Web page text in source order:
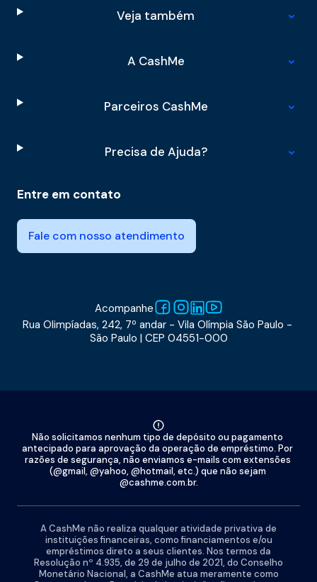
Veja também
A CashMe
Parceiros CashMe
Precisa de Ajuda?
Entre em contato
Fale com nosso atendimento
Acompanhe
Rua Olimpíadas, 242, 7º andar - Vila Olímpia São Paulo -
São Paulo | CEP 04551-000
Não solicitamos nenhum tipo de depósito ou pagamento
antecipado para aprovação da operação de empréstimo. Por
razões de segurança, não enviamos e-mails com extensões
(@gmail, @yahoo, @hotmail, etc.) que não sejam
@cashme.com.br.
A CashMe não realiza qualquer atividade privativa de
instituições financeiras, como financiamentos e/ou
empréstimos direto a seus clientes. Nos termos da
Resolução nº 4.935, de 29 de julho de 2021, do Conselho
Monetário Nacional, a CashMe atua meramente como